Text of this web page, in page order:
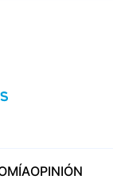
OPINIÓN